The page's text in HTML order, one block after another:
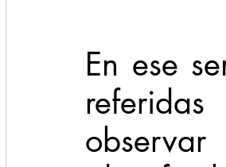
En ese